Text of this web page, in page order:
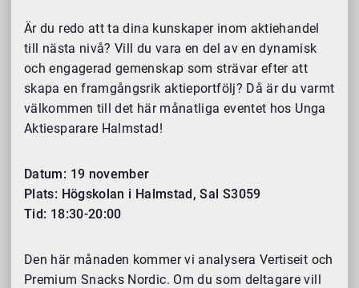
Är du redo att ta dina kunskaper inom aktiehandel
till nästa nivå? Vill du vara en del av en dynamisk
och engagerad gemenskap som strävar efter att
skapa en framgångsrik aktieportfölj? Då är du varmt
välkommen till det här månatliga eventet hos Unga
Aktiesparare Halmstad!
Datum: 19 november
Plats: Högskolan i Halmstad, Sal S3059
Tid: 18:30-20:00
Den här månaden kommer vi analysera Vertiseit och
Premium Snacks Nordic. Om du som deltagare vill